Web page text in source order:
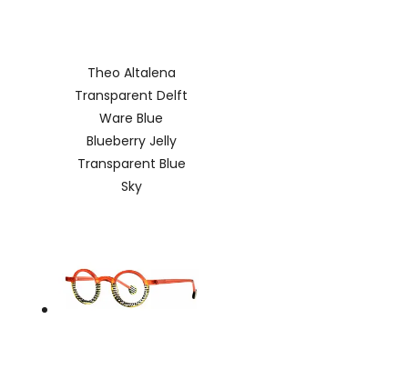
Theo Altalena
Transparent Delft
Ware Blue
Blueberry Jelly
Transparent Blue
Sky